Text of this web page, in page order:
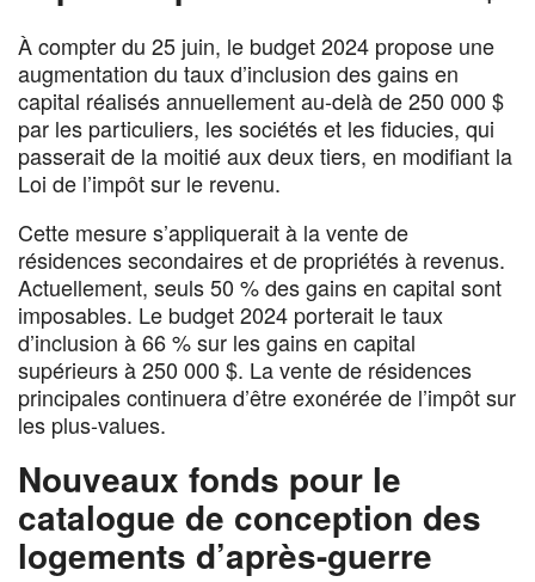
À compter du 25 juin, le budget 2024 propose une
augmentation du taux d’inclusion des gains en
capital réalisés annuellement au-delà de 250 000 $
par les particuliers, les sociétés et les fiducies, qui
passerait de la moitié aux deux tiers, en modifiant la
Loi de l’impôt sur le revenu.
Cette mesure s’appliquerait à la vente de
résidences secondaires et de propriétés à revenus.
Actuellement, seuls 50 % des gains en capital sont
imposables. Le budget 2024 porterait le taux
d’inclusion à 66 % sur les gains en capital
supérieurs à 250 000 $. La vente de résidences
principales continuera d’être exonérée de l’impôt sur
les plus-values.
Nouveaux fonds pour le
catalogue de conception des
logements d’après-guerre